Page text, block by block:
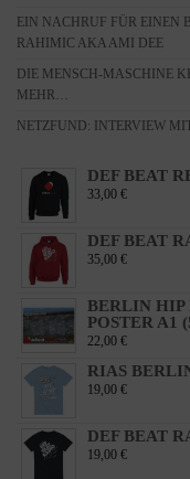
EIN NACHRUF FÜR EINEN
RAHIMIC AKA AMI DEE
DIE MENSCH-MASCHINE
MEHR…
NETZFUND: INTERVIEW
DEF BEAT
33,00 €
DEF BEAT
35,00 €
BERLIN HIP
POSTER A1
22,00 €
RIAS
19,00 €
DEF BEAT
19,00 €